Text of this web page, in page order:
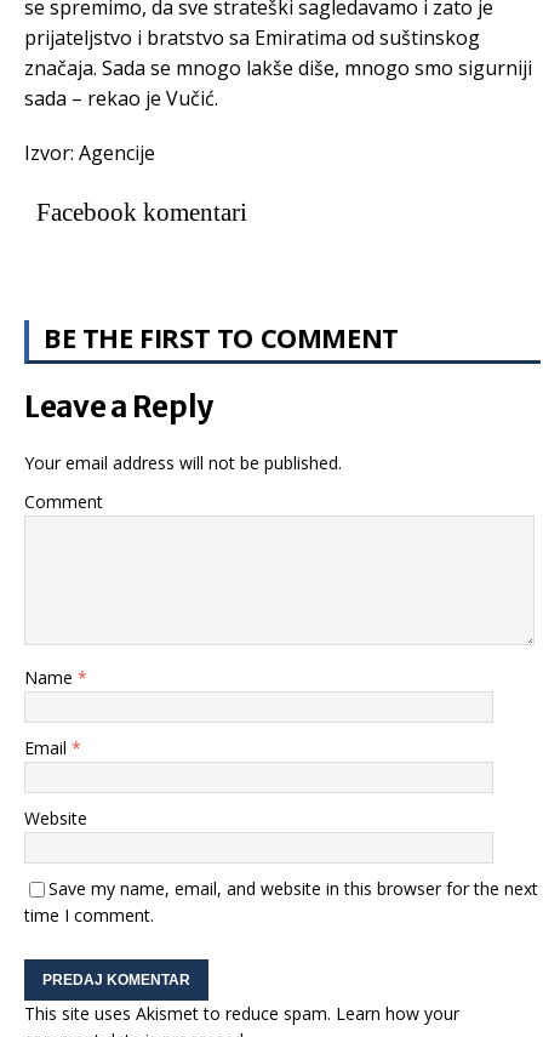
se spremimo, da sve strateški sagledavamo i zato je
prijateljstvo i bratstvo sa Emiratima od suštinskog
značaja. Sada se mnogo lakše diše, mnogo smo sigurniji
sada – rekao je Vučić.
Izvor: Agencije
Facebook komentari
BE THE FIRST TO COMMENT
Leave a Reply
Your email address will not be published.
Comment
Name *
Email *
Website
Save my name, email, and website in this browser for the next
time I comment.
This site uses Akismet to reduce spam. Learn how your